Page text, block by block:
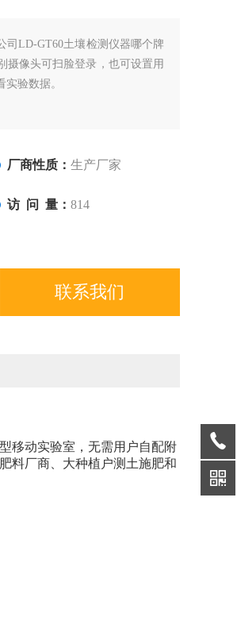
司LD-GT60土壤检测仪器哪个牌
摄像头可扫脸登录，也可设置用
验数据。
厂商性质： 生产厂家
访 问 量： 814
联系我们
移动实验室，无需用户自配附
料厂商、大种植户测土施肥和